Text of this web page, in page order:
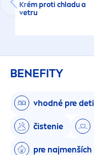
Krém proti chladu a
vetru
BENEFITY
vhodné pre deti
čistenie
pre najmenších